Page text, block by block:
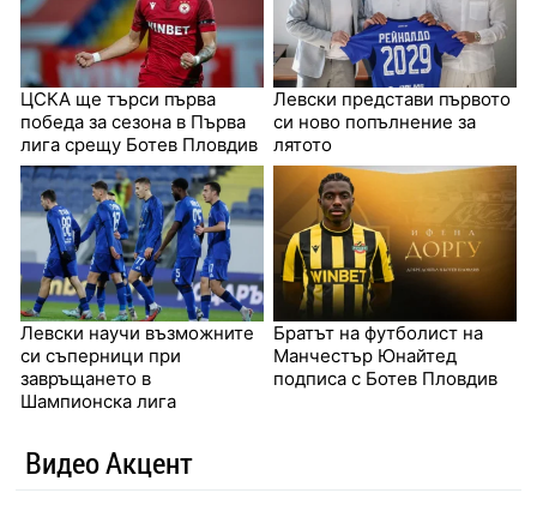
ЦСКА ще търси първа
победа за сезона в Първа
лига срещу Ботев Пловдив
Левски представи първото
си ново попълнение за
лятото
Левски научи възможните
си съперници при
завръщането в
Шампионска лига
Братът на футболист на
Манчестър Юнайтед
подписа с Ботев Пловдив
Видео Акцент